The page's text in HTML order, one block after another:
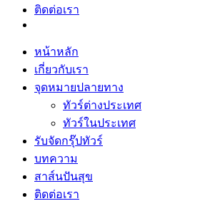
ติดต่อเรา
หน้าหลัก
เกี่ยวกับเรา
จุดหมายปลายทาง
ทัวร์ต่างประเทศ
ทัวร์ในประเทศ
รับจัดกรุ๊ปทัวร์
บทความ
สาส์นปันสุข
ติดต่อเรา